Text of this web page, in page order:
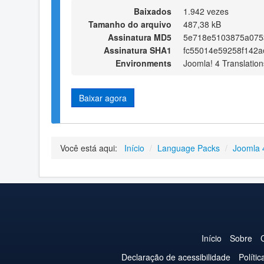
Baixados
1.942 vezes
Tamanho do arquivo
487,38 kB
Assinatura MD5
Assinatura SHA1
Environments
Joomla! 4
Baixar agora
Você está aqui: Início / Language Packs / Joomla
Início Sobre
Declaração de acessibilidade